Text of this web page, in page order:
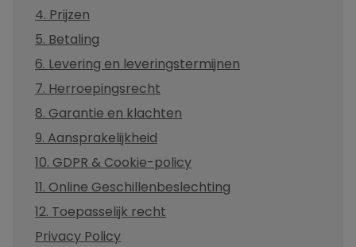
4. Prijzen
5. Betaling
6. Levering en leveringstermijnen
7. Herroepingsrecht
8. Garantie en klachten
9. Aansprakelijkheid
10. GDPR & Cookie-policy
11. Online Geschillenbeslechting
12. Toepasselijk recht
Privacy Policy